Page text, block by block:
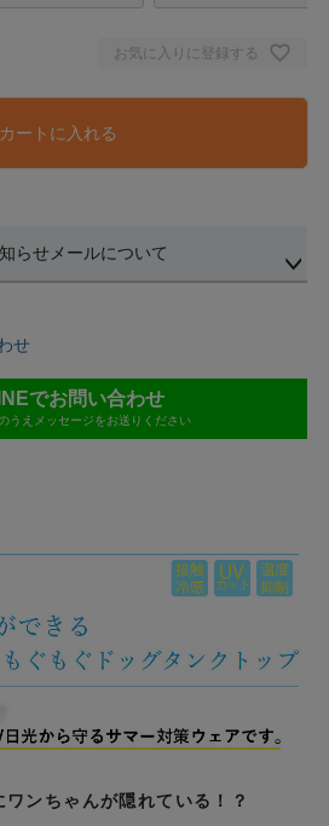
お気に入りに登録する
カートに入れる
らせメールについて
せ
でお問い合わせ
うえメッセージをお送りください
ンちゃんが隠れている！？